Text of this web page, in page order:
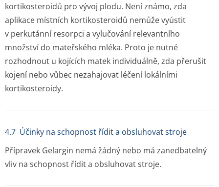
kortikosteroidů pro vývoj plodu. Není známo, zda
aplikace místních kortikosteroidů nemůže vyústit
v perkutánní resorpci a vylučování relevantního
množství do mateřského mléka. Proto je nutné
rozhodnout u kojících matek individuálně, zda přerušit
kojení nebo vůbec nezahajovat léčení lokálními
kortikosteroidy.
4.7 Účinky na schopnost řídit a obsluhovat stroje
Přípravek Gelargin nemá žádný nebo má zanedbatelný
vliv na schopnost řídit a obsluhovat stroje.